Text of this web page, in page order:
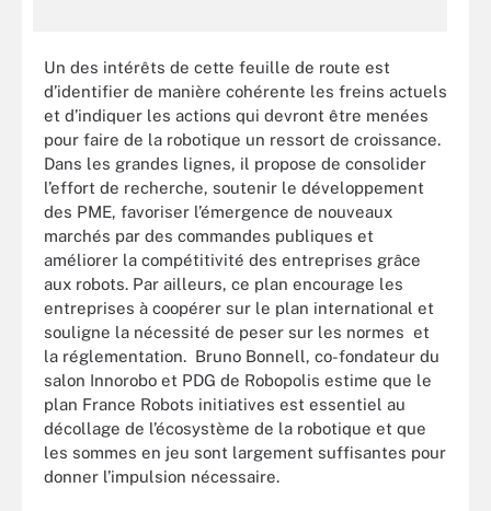
Un des intérêts de cette feuille de route est
d’identifier de manière cohérente les freins actuels
et d’indiquer les actions qui devront être menées
pour faire de la robotique un ressort de croissance.
Dans les grandes lignes, il propose de consolider
l’effort de recherche, soutenir le développement
des PME, favoriser l’émergence de nouveaux
marchés par des commandes publiques et
améliorer la compétitivité des entreprises grâce
aux robots. Par ailleurs, ce plan encourage les
entreprises à coopérer sur le plan international et
souligne la nécessité de peser sur les normes et
la réglementation. Bruno Bonnell, co-fondateur du
salon Innorobo et PDG de Robopolis estime que le
plan France Robots initiatives est essentiel au
décollage de l’écosystème de la robotique et que
les sommes en jeu sont largement suffisantes pour
donner l’impulsion nécessaire.